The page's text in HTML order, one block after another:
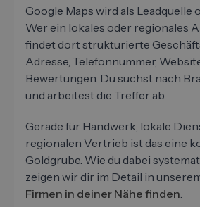
Google Maps wird als Leadquelle
Wer ein lokales oder regionales
findet dort strukturierte
Adresse, Telefonnummer,
Bewertungen. Du suchst nach
und arbeitest die Treffer ab.
Gerade für Handwerk, lokale
regionalen Vertrieb ist das eine
Goldgrube. Wie du dabei
zeigen wir dir im Detail in
Firmen in deiner Nähe finden.